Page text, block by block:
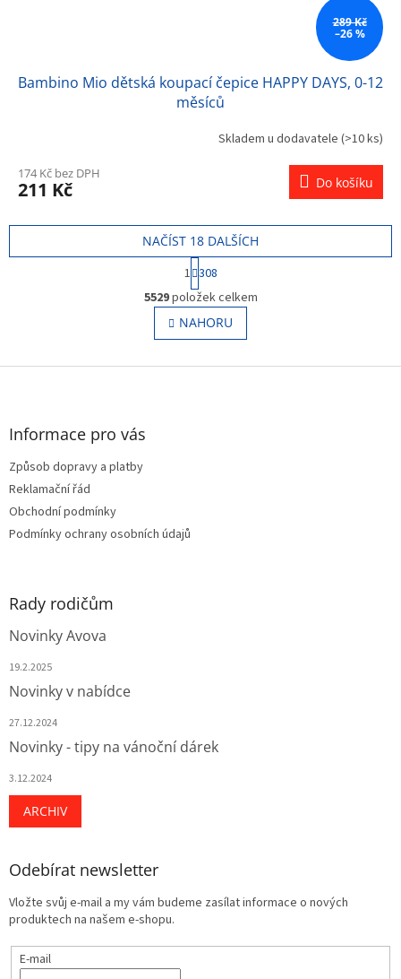
289 Kč
–26 %
Bambino Mio dětská koupací čepice HAPPY DAYS, 0-12
měsíců
Skladem u dodavatele (>10 ks)
174 Kč bez DPH
211 Kč Do košíku
O
v
l
á
NAČÍST 18 DALŠÍCH
S
t
r
á
n
k
v
1 308
5529položek celkem
NAHORU
Z
Informace pro vás
Způsob dopravy a platby
Reklamační řád
Obchodní podmínky
Podmínky ochrany osobních údajů
Rady rodičům
Novinky Avova
19.2.2025
Novinky v nabídce
27.12.2024
Novinky - tipy na vánoční dárek
3.12.2024
ARCHIV
Odebírat newsletter
Vložte svůj e-mail a my vám budeme zasílat informace o nových
produktech na našem e-shopu.
E-mail